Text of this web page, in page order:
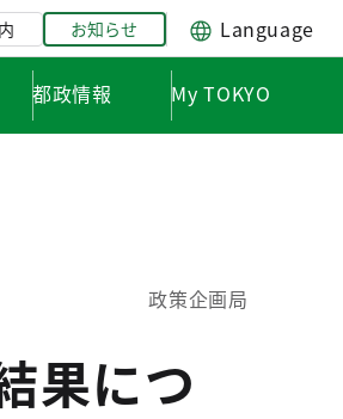
お知らせ Language
都政情報 My TOKYO
政策企画局
果につ